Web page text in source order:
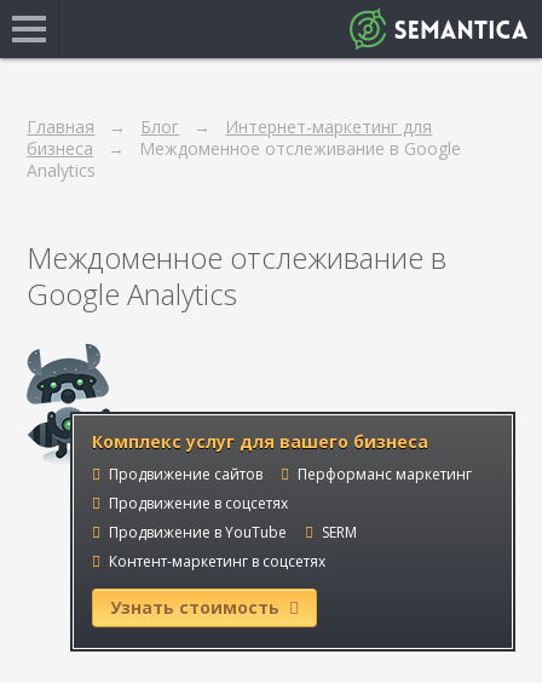
Главная Блог
Интернет-маркетинг для
бизнеса
Междоменное отслеживание в Google
Analytics
Междоменное отслеживание в
Google Analytics
Комплекс услуг для вашего бизнеса
Продвижение сайтов
Перформанс маркетинг
Продвижение в соцсетях
Продвижение в YouTube
SERM
Контент-маркетинг в соцсетях
Узнать стоимость